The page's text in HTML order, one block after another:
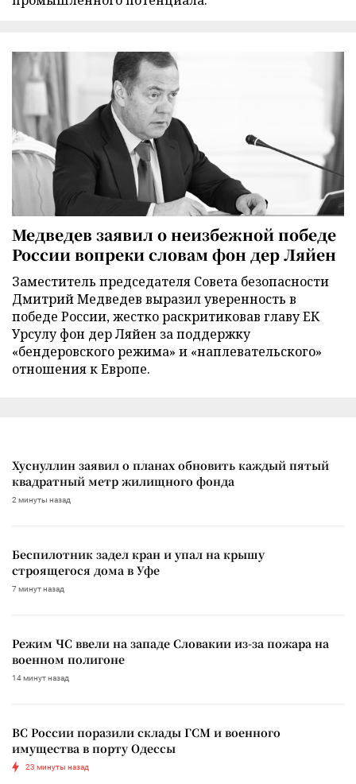
Медведев заявил о неизбежной победе
России вопреки словам фон дер Ляйен
Заместитель председателя Совета безопасности
Дмитрий Медведев выразил уверенность в
победе России, жестко раскритиковав главу ЕК
Урсулу фон дер Ляйен за поддержку
«бендеровского режима» и «наплевательского»
отношения к Европе.
Хуснуллин заявил о планах обновить каждый пятый
квадратный метр жилищного фонда
2 минуты назад
Беспилотник задел кран и упал на крышу
строящегося дома в Уфе
7 минут назад
Режим ЧС ввели на западе Словакии из-за пожара на
военном полигоне
14 минут назад
ВС России поразили склады ГСМ и военного
имущества в порту Одессы
23 минуты назад